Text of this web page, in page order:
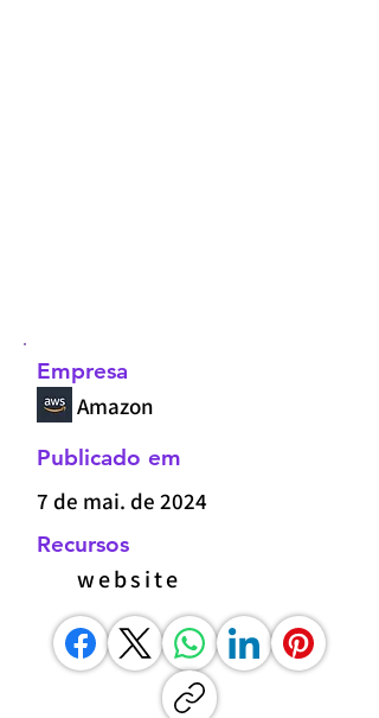
Empresa
Amazon
Publicado em
7 de mai. de 2024
Recursos
website